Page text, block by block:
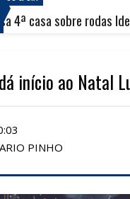
Ideal : uma jornada
início ao Natal
PINHO